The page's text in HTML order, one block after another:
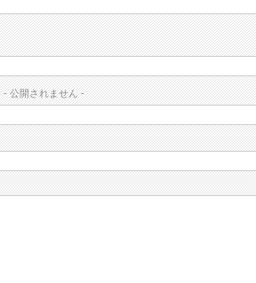
- 公開されません -